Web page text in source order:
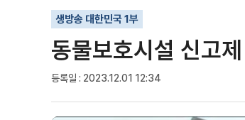
생방송 대한민국 1부
동물보호시설 신고
등록일 : 2023.12.01 12:34
기사인쇄
글자확대
글자축소